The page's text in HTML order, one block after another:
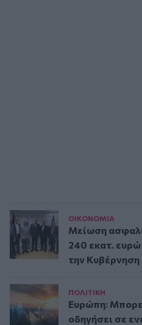
ΟΙΚΟΝΟΜΙΑ
Μείωση
240 εκατ. ευρώ
την Κυβέρνηση
ΠΟΛΙΤΙΚΗ
Ευρώπη:
οδηγήσει σε